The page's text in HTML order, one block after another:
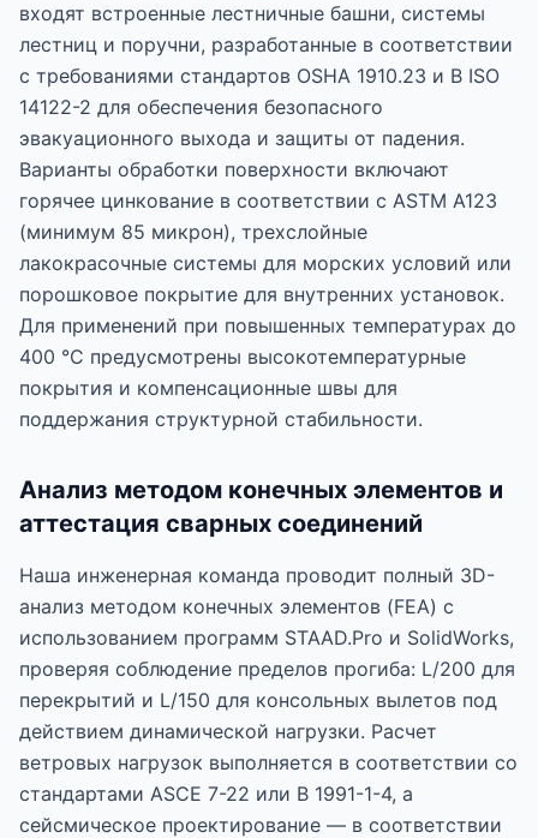
входят встроенные лестничные башни, системы
лестниц и поручни, разработанные в соответствии
с требованиями стандартов OSHA 1910.23 и В ISO
14122-2 для обеспечения безопасного
эвакуационного выхода и защиты от падения.
Варианты обработки поверхности включают
горячее цинкование в соответствии с ASTM A123
(минимум 85 микрон), трехслойные
лакокрасочные системы для морских условий или
порошковое покрытие для внутренних установок.
Для применений при повышенных температурах до
400 °C предусмотрены высокотемпературные
покрытия и компенсационные швы для
поддержания структурной стабильности.
Анализ методом конечных элементов и
аттестация сварных соединений
Наша инженерная команда проводит полный 3D-
анализ методом конечных элементов (FEA) с
использованием программ STAAD.Pro и SolidWorks,
проверяя соблюдение пределов прогиба: L/200 для
перекрытий и L/150 для консольных вылетов под
действием динамической нагрузки. Расчет
ветровых нагрузок выполняется в соответствии со
стандартами ASCE 7-22 или В 1991-1-4, а
сейсмическое проектирование — в соответствии